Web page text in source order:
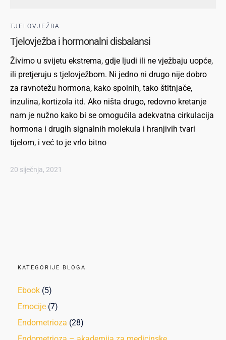
TJELOVJEŽBA
Tjelovježba i hormonalni disbalansi
Živimo u svijetu ekstrema, gdje ljudi ili ne vježbaju uopće,
ili pretjeruju s tjelovježbom. Ni jedno ni drugo nije dobro
za ravnotežu hormona, kako spolnih, tako štitnjače,
inzulina, kortizola itd. Ako ništa drugo, redovno kretanje
nam je nužno kako bi se omogućila adekvatna cirkulacija
hormona i drugih signalnih molekula i hranjivih tvari
tijelom, i već to je vrlo bitno
20 siječnja, 2021
KATEGORIJE BLOGA
Ebook (5)
Emocije (7)
Endometrioza (28)